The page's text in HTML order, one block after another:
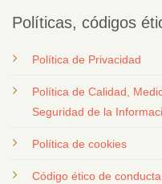
Políticas, códigos
Política de Privacidad
Política de Calidad,
Seguridad de la
Política de cookies
Código ético de conducta